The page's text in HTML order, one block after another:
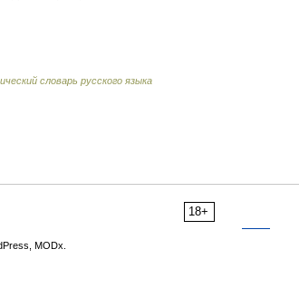
словарь русского языка
18+
MODx.